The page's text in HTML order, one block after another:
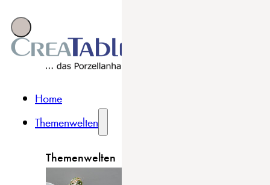
Home
Themenwelten
Themenwelten